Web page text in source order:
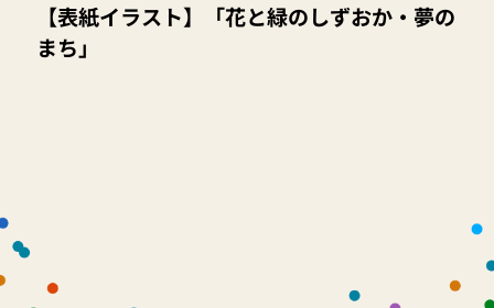
【表紙イラスト】「花と緑のしずおか・夢の
まち」